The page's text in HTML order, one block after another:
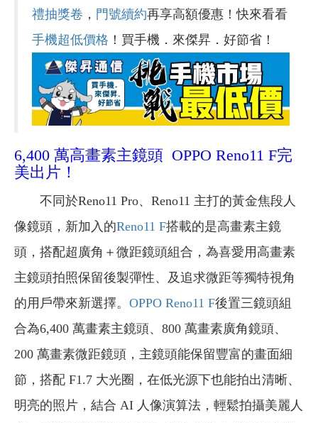
禮抽獎卷 ， 門號續約再享高額優惠！快來看看
手機超低價格 ！買手機．來傑昇．好節省！
6,400 萬高畫素主鏡頭 OPPO Reno11 F完
美出片！
不同於Reno11 Pro、Reno11 主打的黃金焦段人
像鏡頭，新加入的Reno11 F搭載的是高畫素主鏡
頭，搭配超廣角＋微距鏡頭組合，為喜愛用高畫素
主鏡頭拍照保留後製彈性、及追求微距等獨特視角
的用戶帶來新選擇。 OPPO Reno11 F後置三鏡頭組
合為6,400 萬畫素主鏡頭、800 萬畫素廣角鏡頭、
200 萬畫素微距鏡頭，主鏡頭能保留豐富的畫面細
節，搭配 F1.7 大光圈，在低光源下也能拍出清晰、
明亮的照片，結合 AI 人像演算法，輕鬆拍攝美麗人